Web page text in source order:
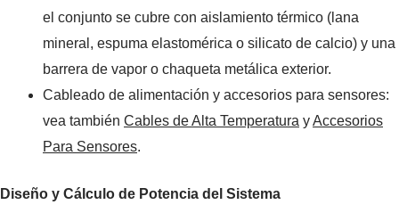
el conjunto se cubre con aislamiento térmico (lana
mineral, espuma elastomérica o silicato de calcio) y una
barrera de vapor o chaqueta metálica exterior.
Cableado de alimentación y accesorios para sensores:
vea también Cables de Alta Temperatura yAccesorios
Para Sensores.
Diseño y Cálculo de Potencia del Sistema